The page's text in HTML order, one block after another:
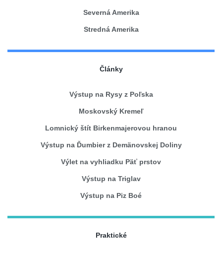
Severná Amerika
Stredná Amerika
Články
Výstup na Rysy z Poľska
Moskovský Kremeľ
Lomnický štít Birkenmajerovou hranou
Výstup na Ďumbier z Demänovskej Doliny
Výlet na vyhliadku Päť prstov
Výstup na Triglav
Výstup na Piz Boé
Praktické